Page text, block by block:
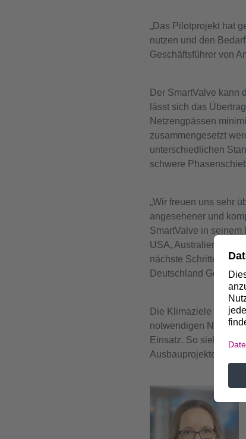
„Das Pilotprojekt hat
nutzen und den
Geschäftsführer von
Der SmartValve kann
lässt sich das
Netzengpässen
zusammengesetzt
unterschiedlichen
schwere
„Wir freuen uns sehr
angesehener und
SmartValve in seinem
USA, Australien,
nächste Schritte im
Deutschland
Die Klimaziele der
notwendigen
Einsatz. So sieht
Ausbauprojekten vor.